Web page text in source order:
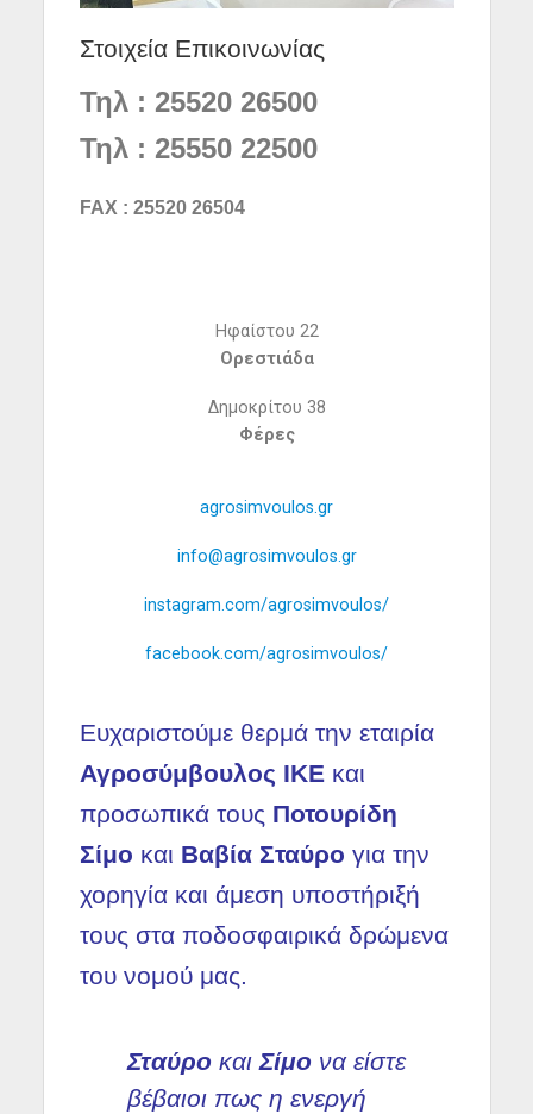
Στοιχεία Επικοινωνίας
Τηλ : 25520 26500
Τηλ : 25550 22500
FAX : 25520 26504
Ηφαίστου 22
Ορεστιάδα
Δημοκρίτου 38
Φέρες
agrosimvoulos.gr
info@agrosimvoulos.gr
instagram.com/agrosimvoulos/
facebook.com/agrosimvoulos/
Ευχαριστούμε θερμά την εταιρία
Αγροσύμβουλος ΙΚΕκαι
προσωπικά τους Ποτουρίδη
Σίμο και Βαβία Σταύρο για την
χορηγία και άμεση υποστήριξή
τους στα ποδοσφαιρικά δρώμενα
του νομού μας.
Σταύρο καιΣίμο να είστε
βέβαιοι πως η ενεργή